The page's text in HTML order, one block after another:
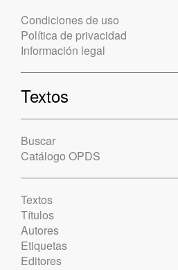
Condiciones de uso
Política de privacidad
Información legal
Textos
Buscar
Catálogo OPDS
Textos
Títulos
Autores
Etiquetas
Editores